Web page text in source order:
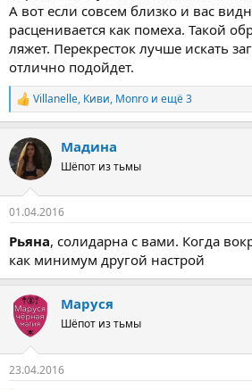
А вот если совсем близко и вас
расценивается как помеха. Такой
ляжет. Перекресток лучше искать
отлично подойдет.
Р
е
к
ц
и
Villanelle, Киви, Monro и ещё 3
Мадина
Шёпот из тьмы
01.04.2016
Рьяна, солидарна с вами. Когда
как минимум другой настрой
Маруся
Шёпот из тьмы
23.04.2016